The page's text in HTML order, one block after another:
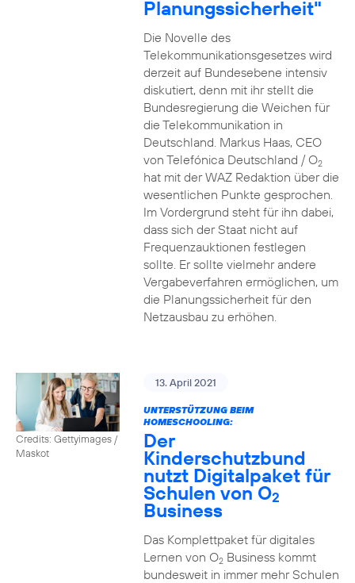
Planungssicherheit"
Die Novelle des
Telekommunikationsgesetzes wird
derzeit auf Bundesebene intensiv
diskutiert, denn mit ihr stellt die
Bundesregierung die Weichen für
die Telekommunikation in
Deutschland. Markus Haas, CEO
von Telefónica Deutschland / O2
hat mit der WAZ Redaktion über die
wesentlichen Punkte gesprochen.
Im Vordergrund steht für ihn dabei,
dass sich der Staat nicht auf
Frequenzauktionen festlegen
sollte. Er sollte vielmehr andere
Vergabeverfahren ermöglichen, um
die Planungssicherheit für den
Netzausbau zu erhöhen.
Credits: Gettyimages /
Maskot
13. April 2021
UNTERSTÜTZUNG BEIM
HOMESCHOOLING:
Der
Kinderschutzbund
nutzt Digitalpaket für
Schulen von O2
Business
Das Komplettpaket für digitales
Lernen von O2Business kommt
bundesweit in immer mehr Schulen